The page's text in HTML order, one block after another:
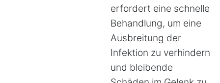
erfordert eine schnelle
Behandlung, um eine
Ausbreitung der
Infektion zu verhindern
und bleibende